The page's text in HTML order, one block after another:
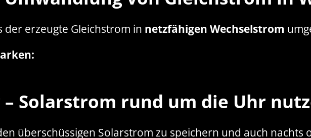
der erzeugte Gleichstrom in netzfähigen Wechselstrom
– Solarstrom rund um die Uhr
überschüssigen Solarstrom zu speichern und auch nachts